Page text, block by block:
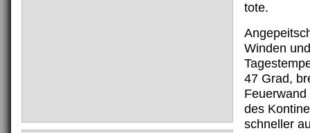
tote.
Winden
47 Grad,
des
schneller